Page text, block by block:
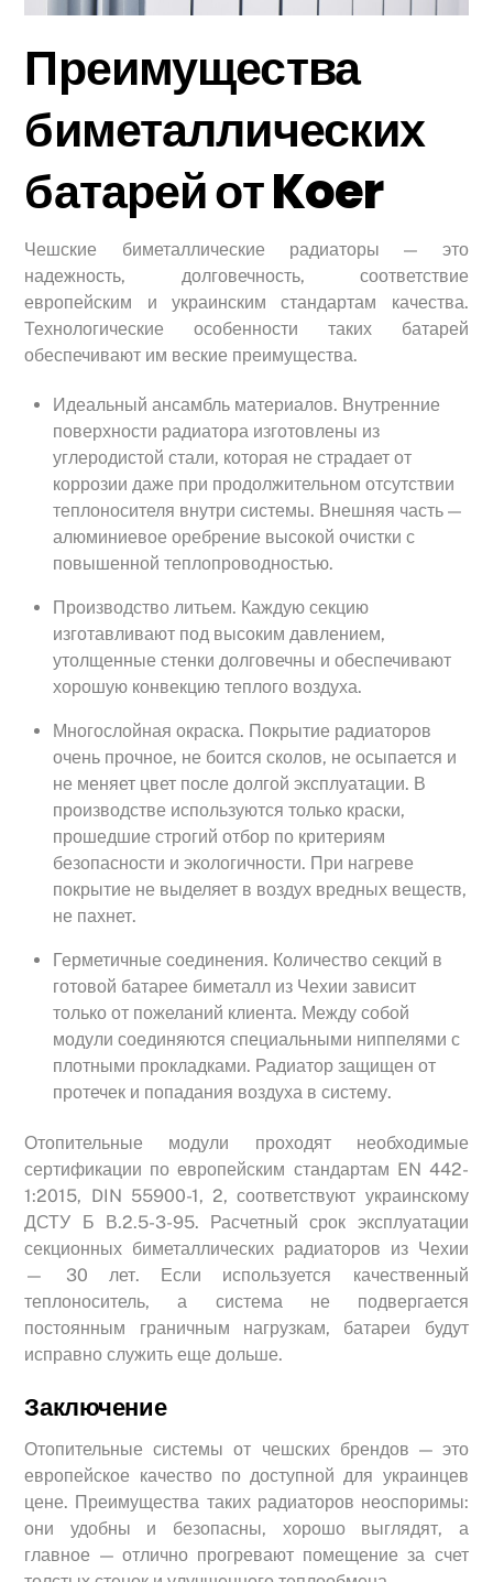
Преимущества
биметаллических
батарей от Koer
Чешские биметаллические радиаторы — это
надежность, долговечность, соответствие
европейским и украинским стандартам качества.
Технологические особенности таких батарей
обеспечивают им веские преимущества.
Идеальный ансамбль материалов. Внутренние
поверхности радиатора изготовлены из
углеродистой стали, которая не страдает от
коррозии даже при продолжительном отсутствии
теплоносителя внутри системы. Внешняя часть —
алюминиевое оребрение высокой очистки с
повышенной теплопроводностью.
Производство литьем. Каждую секцию
изготавливают под высоким давлением,
утолщенные стенки долговечны и обеспечивают
хорошую конвекцию теплого воздуха.
Многослойная окраска. Покрытие радиаторов
очень прочное, не боится сколов, не осыпается и
не меняет цвет после долгой эксплуатации. В
производстве используются только краски,
прошедшие строгий отбор по критериям
безопасности и экологичности. При нагреве
покрытие не выделяет в воздух вредных веществ,
не пахнет.
Герметичные соединения. Количество секций в
готовой батарее биметалл из Чехии зависит
только от пожеланий клиента. Между собой
модули соединяются специальными ниппелями с
плотными прокладками. Радиатор защищен от
протечек и попадания воздуха в систему.
Отопительные модули проходят необходимые
сертификации по европейским стандартам EN 442-
1:2015, DIN 55900-1, 2, соответствуют украинскому
ДСТУ Б В.2.5-3-95. Расчетный срок эксплуатации
секционных биметаллических радиаторов из Чехии
— 30 лет. Если используется качественный
теплоноситель, а система не подвергается
постоянным граничным нагрузкам, батареи будут
исправно служить еще дольше.
Заключение
Отопительные системы от чешских брендов — это
европейское качество по доступной для украинцев
цене. Преимущества таких радиаторов неоспоримы:
они удобны и безопасны, хорошо выглядят, а
главное — отлично прогревают помещение за счет